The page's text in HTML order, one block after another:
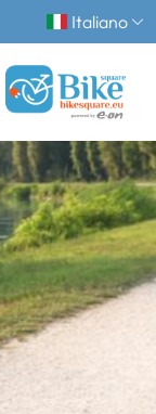
Italiano